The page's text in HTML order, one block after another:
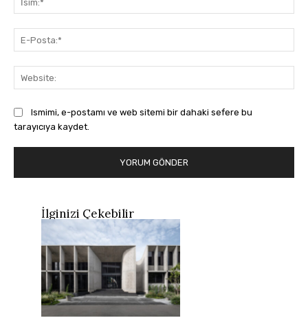
Ismimi, e-postamı ve web sitemi bir dahaki sefere bu
tarayıcıya kaydet.
İlginizi Çekebilir